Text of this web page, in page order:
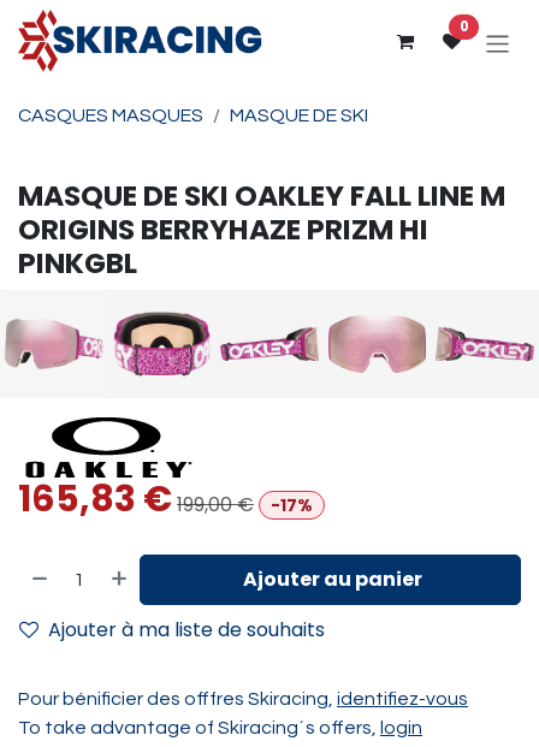
Se rendre au contenu
0
CASQUES MASQUES MASQUE DE SKI
MASQUE DE SKI OAKLEYFALL LINE M
ORIGINS BERRYHAZE PRIZM HI
PINKGBL
165,83€199,00€ -17%
Ajouter au panier
Ajouter à ma liste de souhaits
Pour bénificier des offfres Skiracing, identifiez-vous
To take advantage of Skiracing´s offers, login